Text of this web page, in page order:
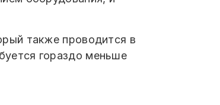
также проводится в
гораздо меньше